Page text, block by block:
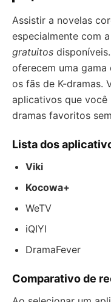
Assistir a novelas
especialmente com
gratuitos
oferecem uma
os fãs de K-dramas.
aplicativos que você
dramas favoritos
Lista dos
Viki
Kocowa+
WeTV
iQIYI
DramaFever
Comparativo de